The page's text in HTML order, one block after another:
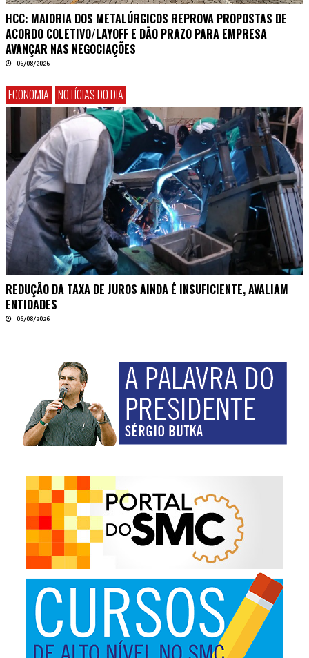
HCC: MAIORIA DOS METALÚRGICOS REPROVA PROPOSTAS DE
ACORDO COLETIVO/LAYOFF E DÃO PRAZO PARA EMPRESA
AVANÇAR NAS NEGOCIAÇÕES
06/08/2026
ECONOMIA NOTÍCIAS DO DIA
REDUÇÃO DA TAXA DE JUROS AINDA É INSUFICIENTE, AVALIAM
ENTIDADES
06/08/2026